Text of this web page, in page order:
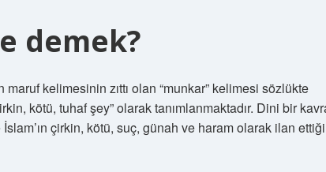
demek?
kelimesinin zıttı olan “munkar” kelimesi sözlükte
kötü, tuhaf şey” olarak tanımlanmaktadır. Dini bir
çirkin, kötü, suç, günah ve haram olarak ilan ettiği